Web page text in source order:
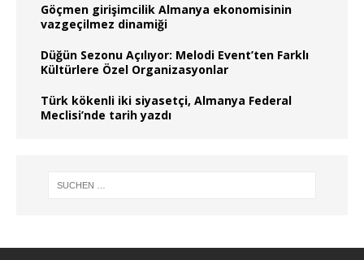
Göçmen girişimcilik Almanya ekonomisinin
vazgeçilmez dinamiği
Düğün Sezonu Açılıyor: Melodi Event’ten Farklı
Kültürlere Özel Organizasyonlar
Türk kökenli iki siyasetçi, Almanya Federal
Meclisi’nde tarih yazdı